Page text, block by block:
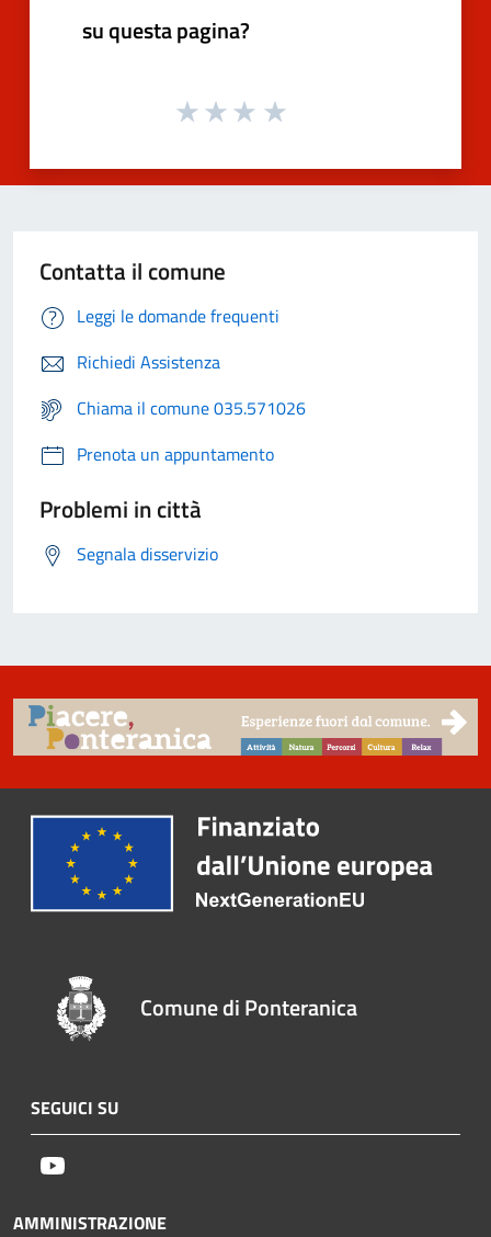
su questa pagina?
Contatta il comune
Leggi le domande frequenti
Richiedi Assistenza
Chiama il comune 035.571026
Prenota un appuntamento
Problemi in città
Segnala disservizio
Comune di Ponteranica
SEGUICI SU
AMMINISTRAZIONE